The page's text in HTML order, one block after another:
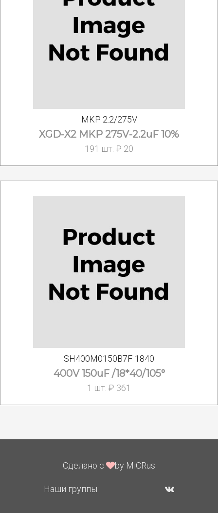
MKP 2.2/275V
XGD-X2 MKP 275V-2.2uF 10%
191 шт. ₽ 20
SH400M0150B7F-1840
400V 150uF /18*40/105°
1 шт. ₽ 361
Сделано с by MiCRus
Наши группы: